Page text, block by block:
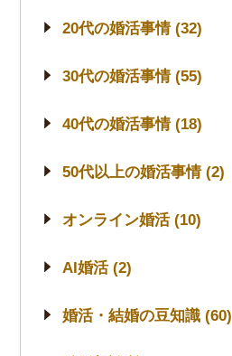
20代の婚活事情 (32)
30代の婚活事情 (55)
40代の婚活事情 (18)
50代以上の婚活事情 (2)
オンライン婚活 (10)
AI婚活 (2)
婚活・結婚の豆知識 (60)